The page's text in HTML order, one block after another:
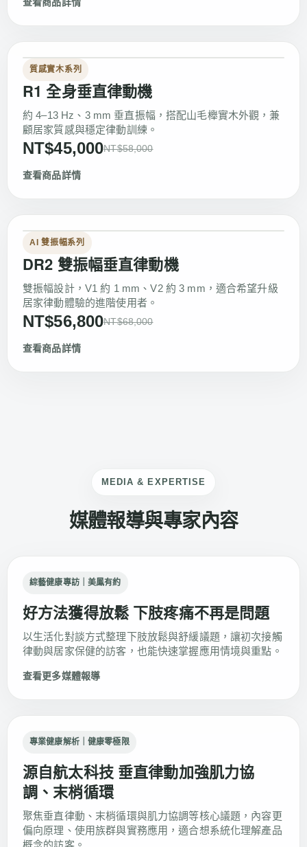
質感實木系列
R1 全身垂直律動機
約 4–13 Hz、3 mm 垂直振幅，搭配山毛櫸實木外觀，兼
顧居家質感與穩定律動訓練。
NT$45,000NT$58,000
查看商品詳情
AI 雙振幅系列
DR2 雙振幅垂直律動機
雙振幅設計，V1 約 1 mm、V2 約 3 mm，適合希望升級
居家律動體驗的進階使用者。
NT$56,800NT$68,000
查看商品詳情
MEDIA & EXPERTISE
媒體報導與專家內容
綜藝健康專訪｜美鳳有約
好方法獲得放鬆 下肢疼痛不再是問題
以生活化對談方式整理下肢放鬆與舒緩議題，讓初次接觸
律動與居家保健的訪客，也能快速掌握應用情境與重點。
查看更多媒體報導
專業健康解析｜健康零極限
源自航太科技 垂直律動加強肌力協
調、末梢循環
聚焦垂直律動、末梢循環與肌力協調等核心議題，內容更
偏向原理、使用族群與實務應用，適合想系統化理解產品
概念的訪客。